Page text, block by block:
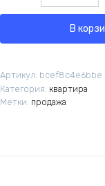
В
Артикул: bcef8c4e6bbe
Категория: квартира
Метки: продажа